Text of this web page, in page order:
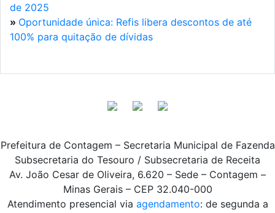
de 2025
» Oportunidade única: Refis libera descontos de até
100% para quitação de dívidas
Prefeitura de Contagem – Secretaria Municipal de Fazenda
Subsecretaria do Tesouro / Subsecretaria de Receita
Av. João Cesar de Oliveira, 6.620 – Sede – Contagem –
Minas Gerais – CEP 32.040-000
Atendimento presencial via agendamento: de segunda a